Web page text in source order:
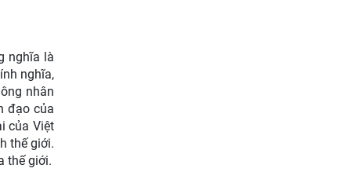
nghĩa là
nghĩa,
nhân
đạo của
của Việt
thế giới.
thế giới.